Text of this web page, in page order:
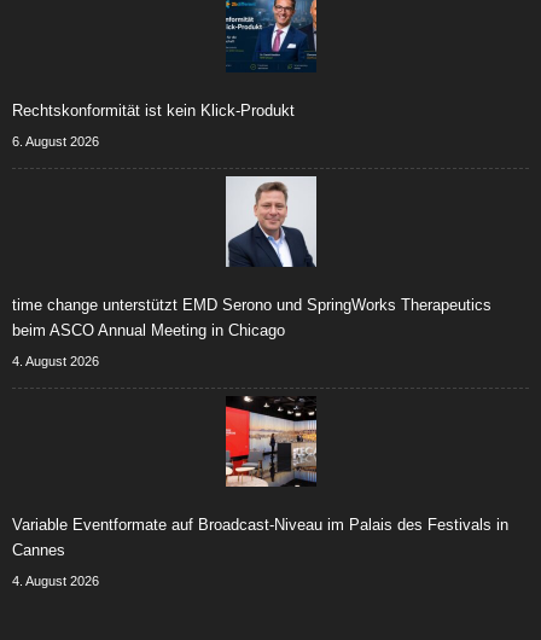
Rechtskonformität ist kein Klick-Produkt
6. August 2026
time change unterstützt EMD Serono und SpringWorks Therapeutics
beim ASCO Annual Meeting in Chicago
4. August 2026
Variable Eventformate auf Broadcast-Niveau im Palais des Festivals in
Cannes
4. August 2026